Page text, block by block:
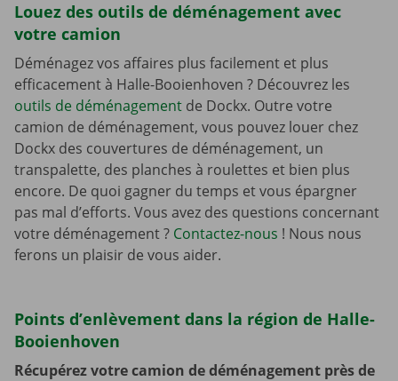
Louez des outils de déménagement avec
votre camion
Déménagez vos affaires plus facilement et plus
efficacement à Halle-Booienhoven ? Découvrez les
outils de déménagement de Dockx. Outre votre
camion de déménagement, vous pouvez louer chez
Dockx des couvertures de déménagement, un
transpalette, des planches à roulettes et bien plus
encore. De quoi gagner du temps et vous épargner
pas mal d’efforts. Vous avez des questions concernant
votre déménagement ? Contactez-nous ! Nous nous
ferons un plaisir de vous aider.
Points d’enlèvement dans la région de Halle-
Booienhoven
Récupérez votre camion de déménagement près de